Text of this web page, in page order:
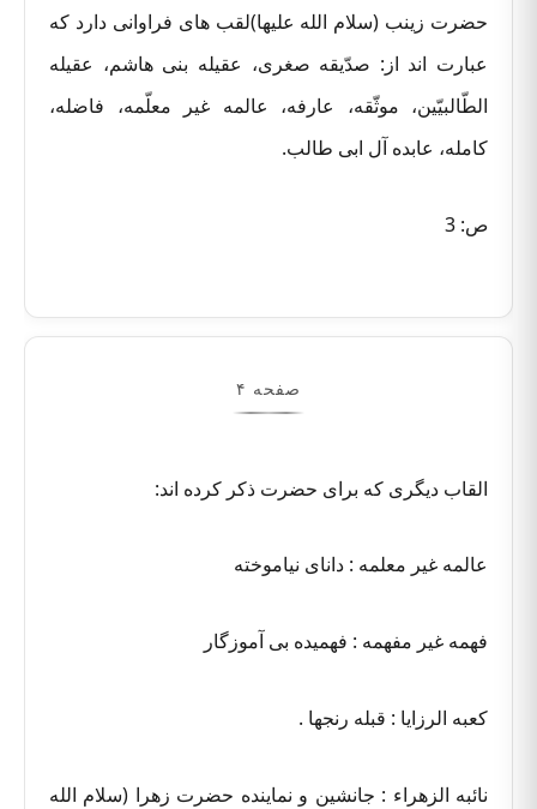
حضرت زینب (سلام الله علیها)لقب های فراوانی دارد که
عبارت اند از: صدّیقه صغری، عقیله بنی هاشم، عقیله
الطّالبیّین، موثّقه، عارفه، عالمه غیر معلّمه، فاضله،
کامله، عابده آل ابی طالب.
ص: 3
صفحه ۴
القاب دیگری که برای حضرت ذکر کرده اند:
عالمه غیر معلمه : دانای نیاموخته
فهمه غیر مفهمه : فهمیده بی آموزگار
کعبه الرزایا : قبله رنجها .
نائبه الزهراء : جانشین و نماینده حضرت زهرا (سلام الله